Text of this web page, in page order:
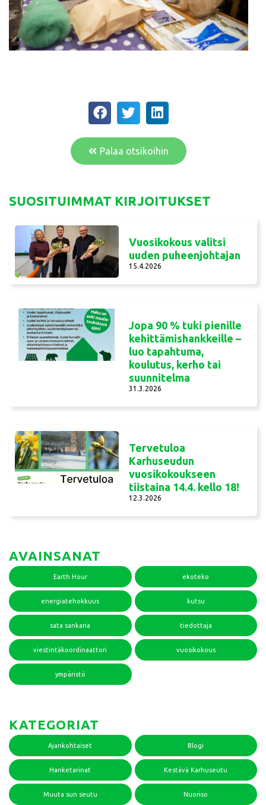
Palaa otsikoihin
SUOSITUIMMAT KIRJOITUKSET
Vuosikokous valitsi
uuden puheenjohtajan
15.4.2026
Jopa 90 % tuki pienille
kehittämishankkeille –
luo tapahtuma,
koulutus, kerho tai
suunnitelma
31.3.2026
Tervetuloa
Karhuseudun
vuosikokoukseen
tiistaina 14.4. kello 18!
12.3.2026
AVAINSANAT
Earth Hour ekoteko
energiatehokkuus kutsu
sata sankaria tiedottaja
viestintäkoordinaattori vuosikokous
ympäristö
KATEGORIAT
Ajankohtaiset Blogi
Hanketarinat Kestävä Karhuseutu
Muuta sun seutu Nuoriso